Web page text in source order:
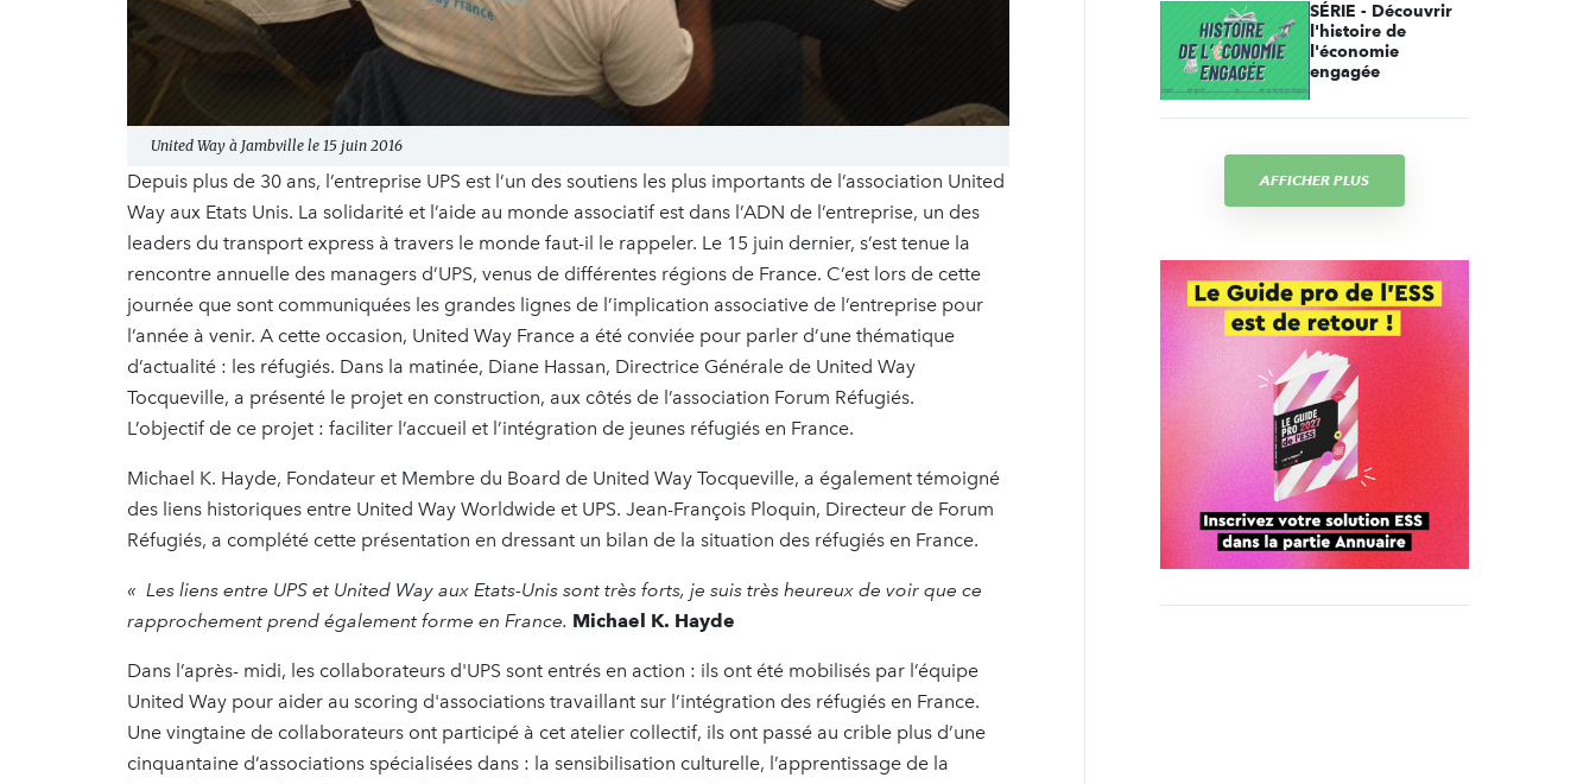
United Way à Jambville le 15 juin 2016
Depuis plus de 30 ans, l’entreprise UPS est l’un des soutiens les plus importants de l’association United
Way aux Etats Unis. La solidarité et l’aide au monde associatif est dans l’ADN de l’entreprise, un des
leaders du transport express à travers le monde faut-il le rappeler. Le 15 juin dernier, s’est tenue la
rencontre annuelle des managers d’UPS, venus de différentes régions de France. C’est lors de cette
journée que sont communiquées les grandes lignes de l’implication associative de l’entreprise pour
l’année à venir. A cette occasion, United Way France a été conviée pour parler d’une thématique
d’actualité : les réfugiés. Dans la matinée, Diane Hassan, Directrice Générale de United Way
Tocqueville, a présenté le projet en construction, aux côtés de l’association Forum Réfugiés.
L’objectif de ce projet : faciliter l’accueil et l’intégration de jeunes réfugiés en France.
Michael K. Hayde, Fondateur et Membre du Board de United Way Tocqueville, a également témoigné
des liens historiques entre United Way Worldwide et UPS. Jean-François Ploquin, Directeur de Forum
Réfugiés, a complété cette présentation en dressant un bilan de la situation des réfugiés en France.
« Les liens entre UPS et United Way aux Etats-Unis sont très forts, je suis très heureux de voir que ce
rapprochement prend également forme en France. Michael K. Hayde
Dans l’après- midi, les collaborateurs d'UPS sont entrés en action : ils ont été mobilisés par l’équipe
United Way pour aider au scoring d'associations travaillant sur l’intégration des réfugiés en France.
Une vingtaine de collaborateurs ont participé à cet atelier collectif, ils ont passé au crible plus d’une
cinquantaine d’associations spécialisées dans : la sensibilisation culturelle, l’apprentissage de la
SÉRIE - Découvrir
l'histoire de
l'économie
engagée
AFFICHER PLUS